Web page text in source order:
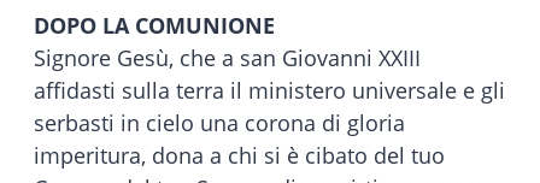
DOPO LA COMUNIONE
Signore Gesù, che a san Giovanni XXIII
affidasti sulla terra il ministero universale e gli
serbasti in cielo una corona di gloria
imperitura, dona a chi si è cibato del tuo